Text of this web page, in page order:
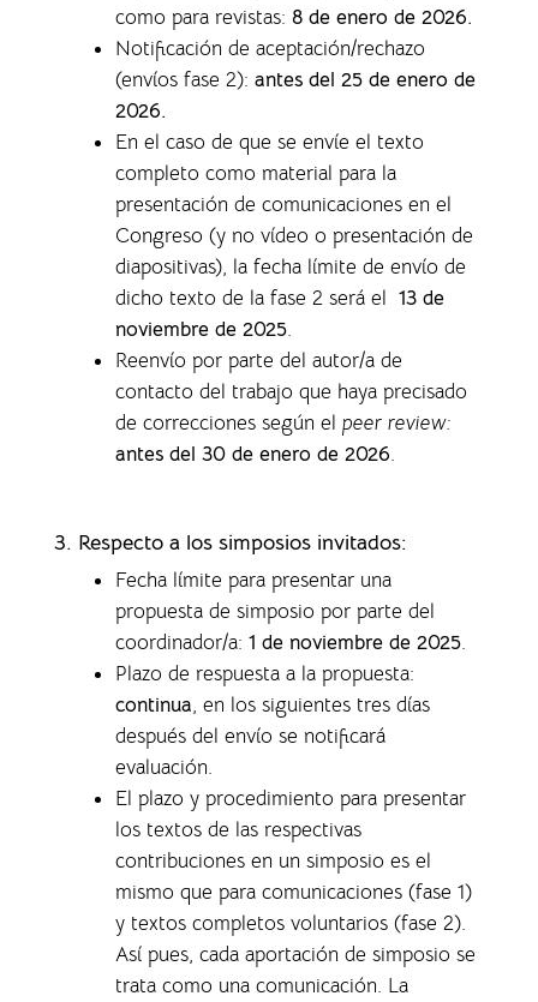
como para revistas: 8 de enero de 2026.
Notificación de aceptación/rechazo
(envíos fase 2): antes del 25 de enero de
2026.
En el caso de que se envíe el texto
completo como material para la
presentación de comunicaciones en el
Congreso (y no vídeo o presentación de
diapositivas), la fecha límite de envío de
dicho texto de la fase 2 será el 13 de
noviembre de 2025.
Reenvío por parte del autor/a de
contacto del trabajo que haya precisado
de correcciones según el peer review:
antes del 30 de enero de 2026.
3. Respecto a los simposios invitados:
Fecha límite para presentar una
propuesta de simposio por parte del
coordinador/a: 1 de noviembre de 2025.
Plazo de respuesta a la propuesta:
continua, en los siguientes tres días
después del envío se notificará
evaluación.
El plazo y procedimiento para presentar
los textos de las respectivas
contribuciones en un simposio es el
mismo que para comunicaciones (fase 1)
y textos completos voluntarios (fase 2).
Así pues, cada aportación de simposio se
trata como una comunicación. La